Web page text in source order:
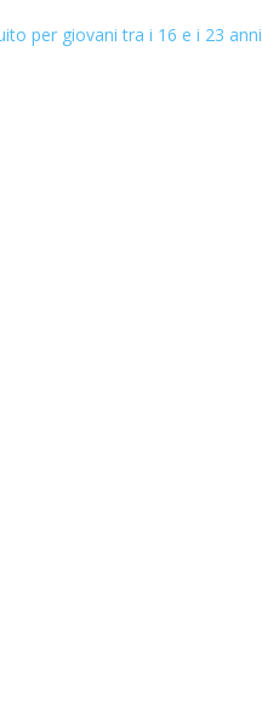
per giovani tra i 16 e i 23 anni